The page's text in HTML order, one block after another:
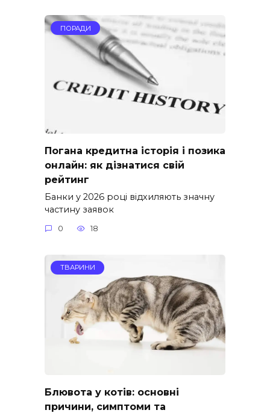
ПОРАДИ
Погана кредитна історія і позика
онлайн: як дізнатися свій
рейтинг
Банки у 2026 році відхиляють значну
частину заявок
0 18
ТВАРИНИ
Блювота у котів: основні
причини, симптоми та